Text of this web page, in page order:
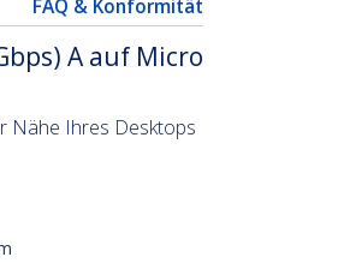
FAQ & Konformität
A auf Micro
Nähe Ihres Desktops